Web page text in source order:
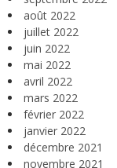
août 2022
juillet 2022
juin 2022
mai 2022
avril 2022
mars 2022
février 2022
janvier 2022
décembre 2021
novembre 2021